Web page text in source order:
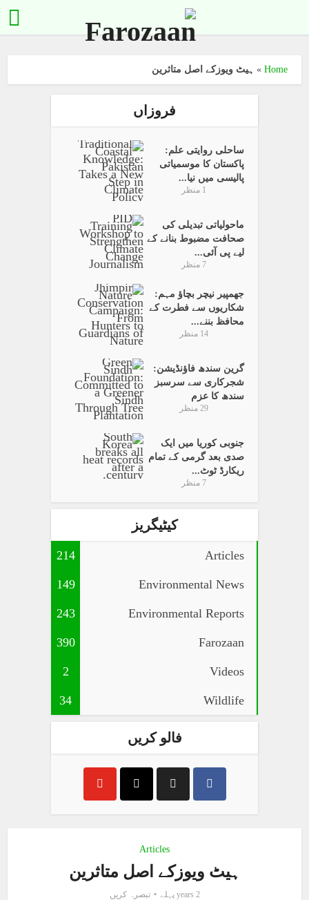
Home
» ہیٹ ویوزکے اصل متاثرین
فروزاں
ساحلی روایتی علم:
پاکستان کا موسمیاتی
پالیسی میں نیا...
1 منظر
ماحولیاتی تبدیلی کی
صحافت مضبوط بنانے کے
لیے پی آئی...
7 منظر
جھمپیر نیچر بچاؤ مہم:
شکاریوں سے فطرت کے
محافظ بننے...
14 منظر
گرین سندھ فاؤنڈیشن:
شجرکاری سے سرسبز
سندھ کا عزم
29 منظر
جنوبی کوریا میں ایک
صدی بعد گرمی کے تمام
ریکارڈ ٹوٹ...
7 منظر
کیٹیگریز
Articles
214
Environmental News
149
Environmental Reports
243
Farozaan
390
Videos
2
Wildlife
34
فالو کریں
Articles
ہیٹ ویوزکے اصل متاثرین
2 years پہلے تبصرہ کریں